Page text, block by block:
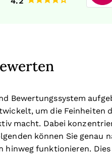
Bewertungssystem
um die Feinheiten
macht. Dabei
können Sie genau
hinweg funktionieren.